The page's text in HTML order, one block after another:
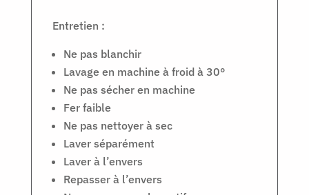
Entretien :
Ne pas blanchir
Lavage en machine à froid à 30°
Ne pas sécher en machine
Fer faible
Ne pas nettoyer à sec
Laver séparément
Laver à l’envers
Repasser à l’envers